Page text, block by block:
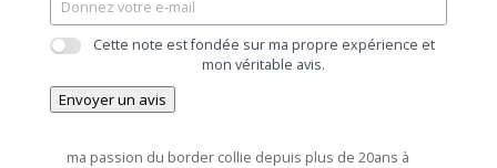
Cette note est fondée sur ma propre expérience et
mon véritable avis.
Envoyer un avis
ma passion du border collie depuis plus de 20ans à